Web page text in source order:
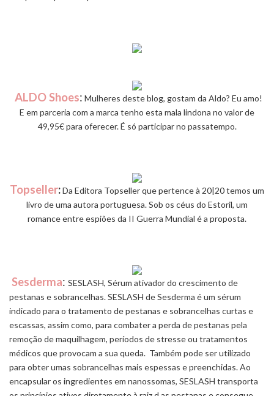
ALDO Shoes: Mulheres deste blog, gostam da Aldo? Eu amo!
E em parceria com a marca tenho esta mala lindona no valor de
49,95€ para oferecer. É só participar no passatempo.
Topseller:Da Editora Topseller que pertence à 20|20 temos um
livro de uma autora portuguesa. Sob os céus do Estoril, um
romance entre espiões da II Guerra Mundial é a proposta.
Sesderma: SESLASH, Sérum ativador do crescimento de
pestanas e sobrancelhas. SESLASH de Sesderma é um sérum
indicado para o tratamento de pestanas e sobrancelhas curtas e
escassas, assim como, para combater a perda de pestanas pela
remoção de maquilhagem, períodos de stresse ou tratamentos
médicos que provocam a sua queda. Também pode ser utilizado
para obter umas sobrancelhas mais espessas e preenchidas. Ao
encapsular os ingredientes em nanossomas, SESLASH transporta